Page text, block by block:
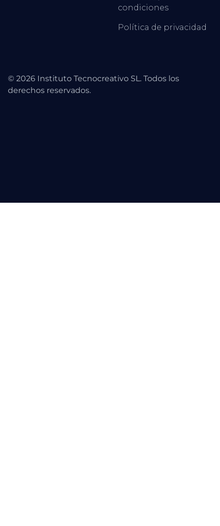
condiciones
Política de privacidad
© 2026 Instituto Tecnocreativo SL. Todos los
derechos reservados.